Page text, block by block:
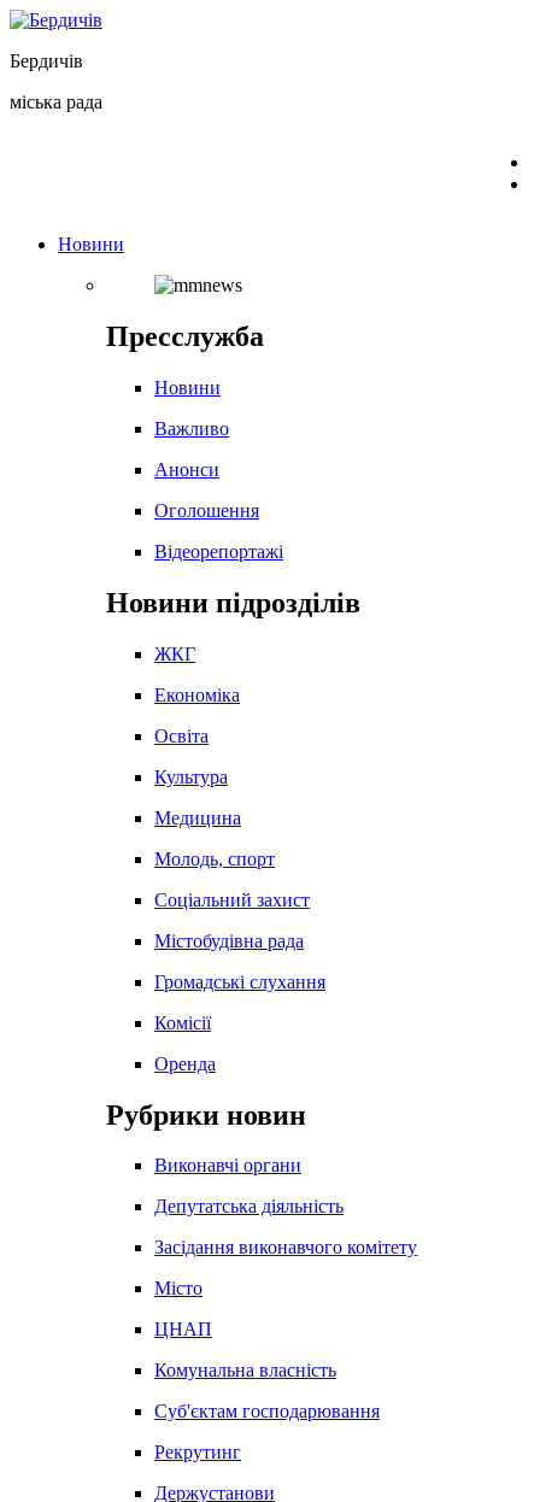
Перейти
вмісту
Бердичів
міська рада
Новини
Пресслужба
Новини
Важливо
Анонси
Оголошення
Відеорепортажі
Новини підрозділів
ЖКГ
Економіка
Освіта
Культура
Медицина
Молодь, спорт
Соціальний захист
Містобудівна рада
Громадські слухання
Комісії
Оренда
Рубрики новин
Виконавчі органи
Депутатська діяльність
Засідання виконавчого комітету
Місто
ЦНАП
Комунальна власність
Суб'єктам господарювання
Рекрутинг
Держустанови